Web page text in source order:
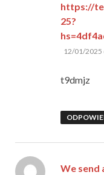
https://
25?
pisze:
12/01/2025
t9dmjz
We send